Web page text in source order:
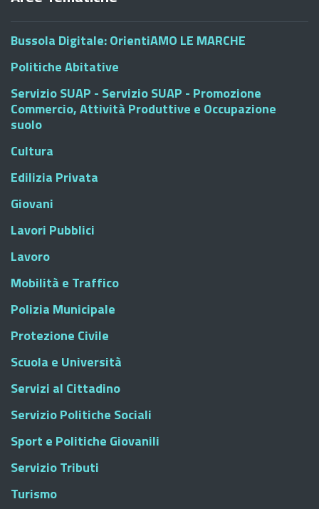
Bussola Digitale: OrientiAMO LE MARCHE
Politiche Abitative
Servizio SUAP - Servizio SUAP - Promozione
Commercio, Attività Produttive e Occupazione
suolo
Cultura
Edilizia Privata
Giovani
Lavori Pubblici
Lavoro
Mobilità e Traffico
Polizia Municipale
Protezione Civile
Scuola e Università
Servizi al Cittadino
Servizio Politiche Sociali
Sport e Politiche Giovanili
Servizio Tributi
Turismo